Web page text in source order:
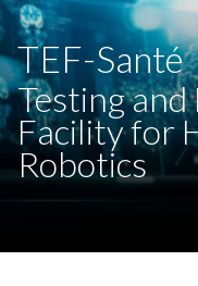
TEF-Santé
Testing
Facility for
Robotics